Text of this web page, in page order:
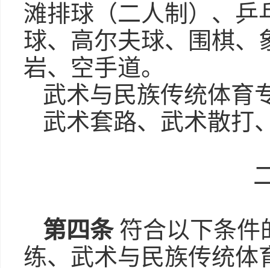
滩排球（二人制）、乒
球、高尔夫球、围棋、
岩、空手道。
武术与民族传统体育
武术套路、武术散打
第四条符合以下条件
练、武术与民族传统体